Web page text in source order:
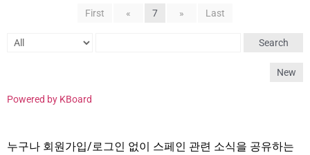
First « 7 » Last
Search
New
Powered by KBoard
누구나 회원가입/로그인 없이 스페인 관련 소식을 공유하는